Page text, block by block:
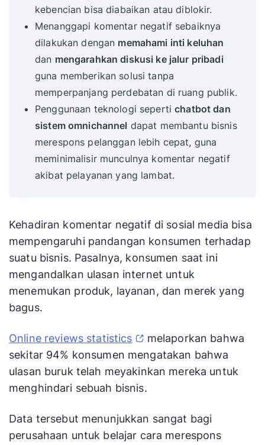
kebencian bisa diabaikan atau diblokir.
Menanggapi komentar negatif sebaiknya
dilakukan dengan memahami inti keluhan
dan mengarahkan diskusi ke jalur pribadi
guna memberikan solusi tanpa
memperpanjang perdebatan di ruang publik.
Penggunaan teknologi sepertichatbot dan
sistem omnichannel dapat membantu bisnis
merespons pelanggan lebih cepat, guna
meminimalisir munculnya komentar negatif
akibat pelayanan yang lambat.
Kehadiran komentar negatif di sosial media bisa
mempengaruhi pandangan konsumen terhadap
suatu bisnis. Pasalnya, konsumen saat ini
mengandalkan ulasan internet untuk
menemukan produk, layanan, dan merek yang
bagus.
Online reviews statistics
melaporkan bahwa
sekitar 94% konsumen mengatakan bahwa
ulasan buruk telah meyakinkan mereka untuk
menghindari sebuah bisnis.
Data tersebut menunjukkan sangat bagi
perusahaan untuk belajar cara merespons